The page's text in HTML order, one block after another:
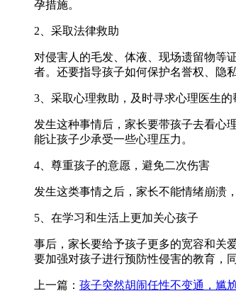
孕措施。
2、采取法律救助
对侵害人的毛发、体液、现场遗留物等
者。还要指导孩子如何保护名誉权、隐私
3、采取心理救助，及时寻求心理医生的
发生这种事情后，家长要带孩子去看心
能让孩子少承受一些心理压力。
4、尊重孩子的意愿，避免二次伤害
发生这类事情之后，家长不能情绪崩溃
5、在学习和生活上更加关心孩子
事后，家长要给予孩子更多的宽容和关
要加强对孩子进行预防性侵害的教育，
上一篇： 孩子突然胡闹任性不变通，尴